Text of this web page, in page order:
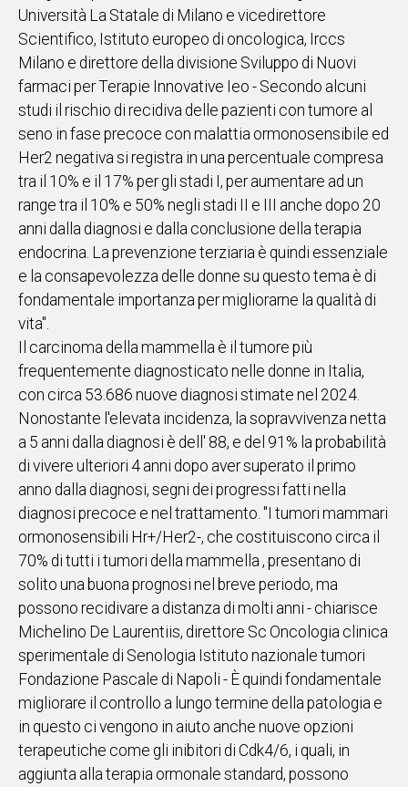
Università La Statale di Milano e vicedirettore
Scientifico, Istituto europeo di oncologica, Irccs
Milano e direttore della divisione Sviluppo di Nuovi
farmaci per Terapie Innovative Ieo - Secondo alcuni
studi il rischio di recidiva delle pazienti con tumore al
seno in fase precoce con malattia ormonosensibile ed
Her2 negativa si registra in una percentuale compresa
tra il 10% e il 17% per gli stadi I, per aumentare ad un
range tra il 10% e 50% negli stadi II e III anche dopo 20
anni dalla diagnosi e dalla conclusione della terapia
endocrina. La prevenzione terziaria è quindi essenziale
e la consapevolezza delle donne su questo tema è di
fondamentale importanza per migliorarne la qualità di
vita".
Il carcinoma della mammella è il tumore più
frequentemente diagnosticato nelle donne in Italia,
con circa 53.686 nuove diagnosi stimate nel 2024.
Nonostante l'elevata incidenza, la sopravvivenza netta
a 5 anni dalla diagnosi è dell' 88, e del 91% la probabilità
di vivere ulteriori 4 anni dopo aver superato il primo
anno dalla diagnosi, segni dei progressi fatti nella
diagnosi precoce e nel trattamento. "I tumori mammari
ormonosensibili Hr+/Her2-, che costituiscono circa il
70% di tutti i tumori della mammella , presentano di
solito una buona prognosi nel breve periodo, ma
possono recidivare a distanza di molti anni - chiarisce
Michelino De Laurentiis, direttore Sc Oncologia clinica
sperimentale di Senologia Istituto nazionale tumori
Fondazione Pascale di Napoli - È quindi fondamentale
migliorare il controllo a lungo termine della patologia e
in questo ci vengono in aiuto anche nuove opzioni
terapeutiche come gli inibitori di Cdk4/6, i quali, in
aggiunta alla terapia ormonale standard, possono